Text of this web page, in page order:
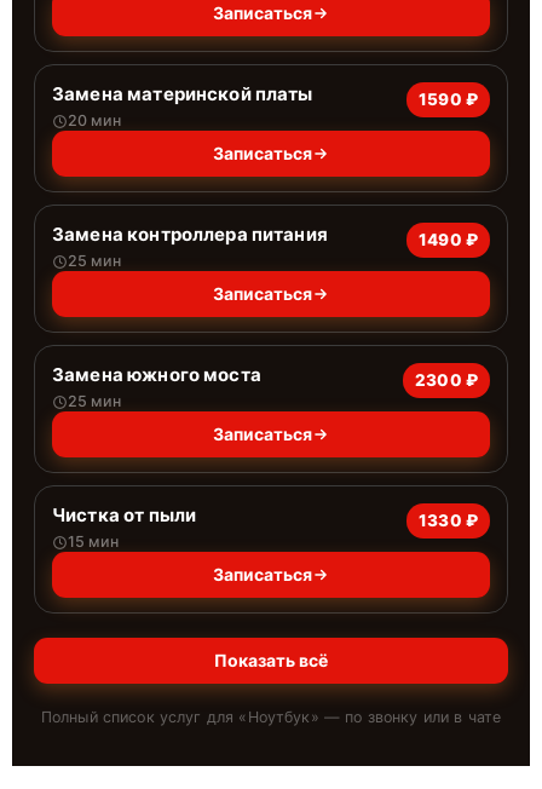
Записаться
Замена материнской платы
20 мин
1590 ₽
Записаться
Замена контроллера питания
25 мин
1490 ₽
Записаться
Замена южного моста
25 мин
2300 ₽
Записаться
Чистка от пыли
15 мин
1330 ₽
Записаться
Показать всё
Полный список услуг для « Ноутбук » — по звонку или в чате